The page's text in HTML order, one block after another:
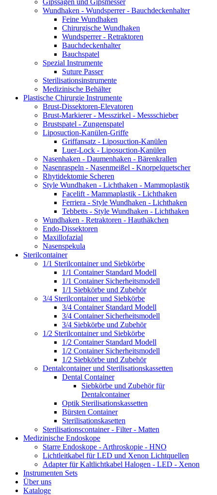
Gipssägen und Gipsmesser
Wundhaken - Wundsperrer - Bauchdeckenhalter
Feine Wundhaken
Chirurgische Wundhaken
Wundsperrer - Retraktoren
Bauchdeckenhalter
Bauchspatel
Spezial Instrumente
Suture Passer
Sterilisationsinstrumente
Medizinische Behälter
Plastische Chirurgie Instrumente
Brust-Dissektoren-Elevatoren
Brust-Markierer - Messzirkel - Messschieber
Brustspatel - Zungenspatel
Liposuction-Kanülen-Griffe
Griffansatz - Liposuction-Kanülen
Luer-Lock - Liposuction-Kanülen
Nasenhaken - Daumenhaken - Bärenkrallen
Nasenraspeln - Nasenmeißel - Knorpelquetscher
Rhytidektomie Scheren
Style Wundhaken - Lichthaken - Mammoplastik
Facelift - Mammaplastik - Lichthaken
Ferriera - Style Wundhaken - Lichthaken
Tebbetts - Style Wundhaken - Lichthaken
Wundhaken - Retraktoren - Hauthäkchen
Endo-Dissektoren
Maxillofazial
Nasenspekula
Sterilcontainer
1/1 Sterilcontainer und Siebkörbe
1/1 Container Standard Modell
1/1 Container Sicherheitsmodell
1/1 Siebkörbe und Zubehör
3/4 Sterilcontainer und Siebkörbe
3/4 Container Standard Modell
3/4 Container Sicherheitsmodell
3/4 Siebkörbe und Zubehör
1/2 Sterilcontainer und Siebkörbe
1/2 Container Standard Modell
1/2 Container Sicherheitsmodell
1/2 Siebkörbe und Zubehör
Dentalcontainer und Sterilisationskassetten
Dental Container
Siebkörbe und Zubehör für
Dentalcontainer
Optik Sterilisationskassetten
Bürsten Container
Sterilisationskasetten
Sterilisationscontainer - Filter - Matten
Medizinische Endoskope
Starre Endoskope - Arthroskopie - HNO
Lichtleitkabel für LED und Xenon Lichtquellen
Adapter für Kaltlichtkabel Halogen - LED - Xenon
Instrumenten Sets
Über uns
Kataloge